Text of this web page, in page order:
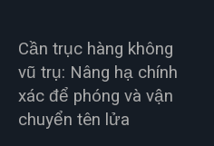
Cần trục hàng không
vũ trụ: Nâng hạ chính
xác để phóng và vận
chuyển tên lửa